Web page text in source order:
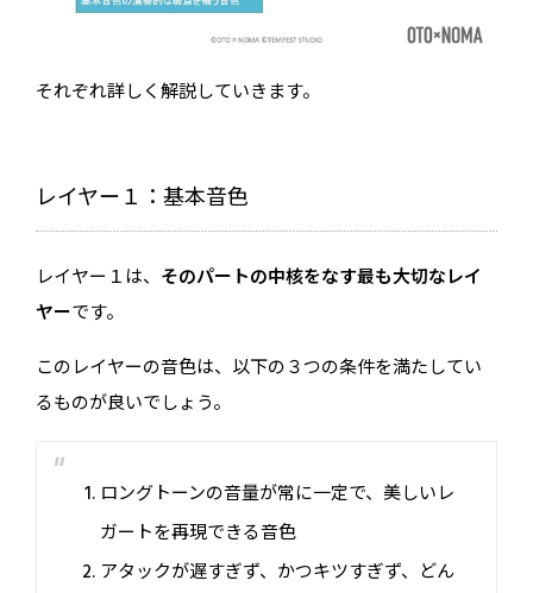
それぞれ詳しく解説していきます。
レイヤー１：基本音色
レイヤー１は、 そのパートの中核をなす最も大切なレイ
ヤーです。
このレイヤーの音色は、以下の３つの条件を満たしてい
るものが良いでしょう。
ロングトーンの音量が常に一定で、美しいレ
ガートを再現できる音色
アタックが遅すぎず、かつキツすぎず、どん